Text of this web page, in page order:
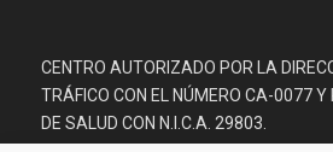
CENTRO AUTORIZADO POR LA
TRÁFICO CON EL NÚMERO CA-0077 Y
DE SALUD CON N.I.C.A. 29803.